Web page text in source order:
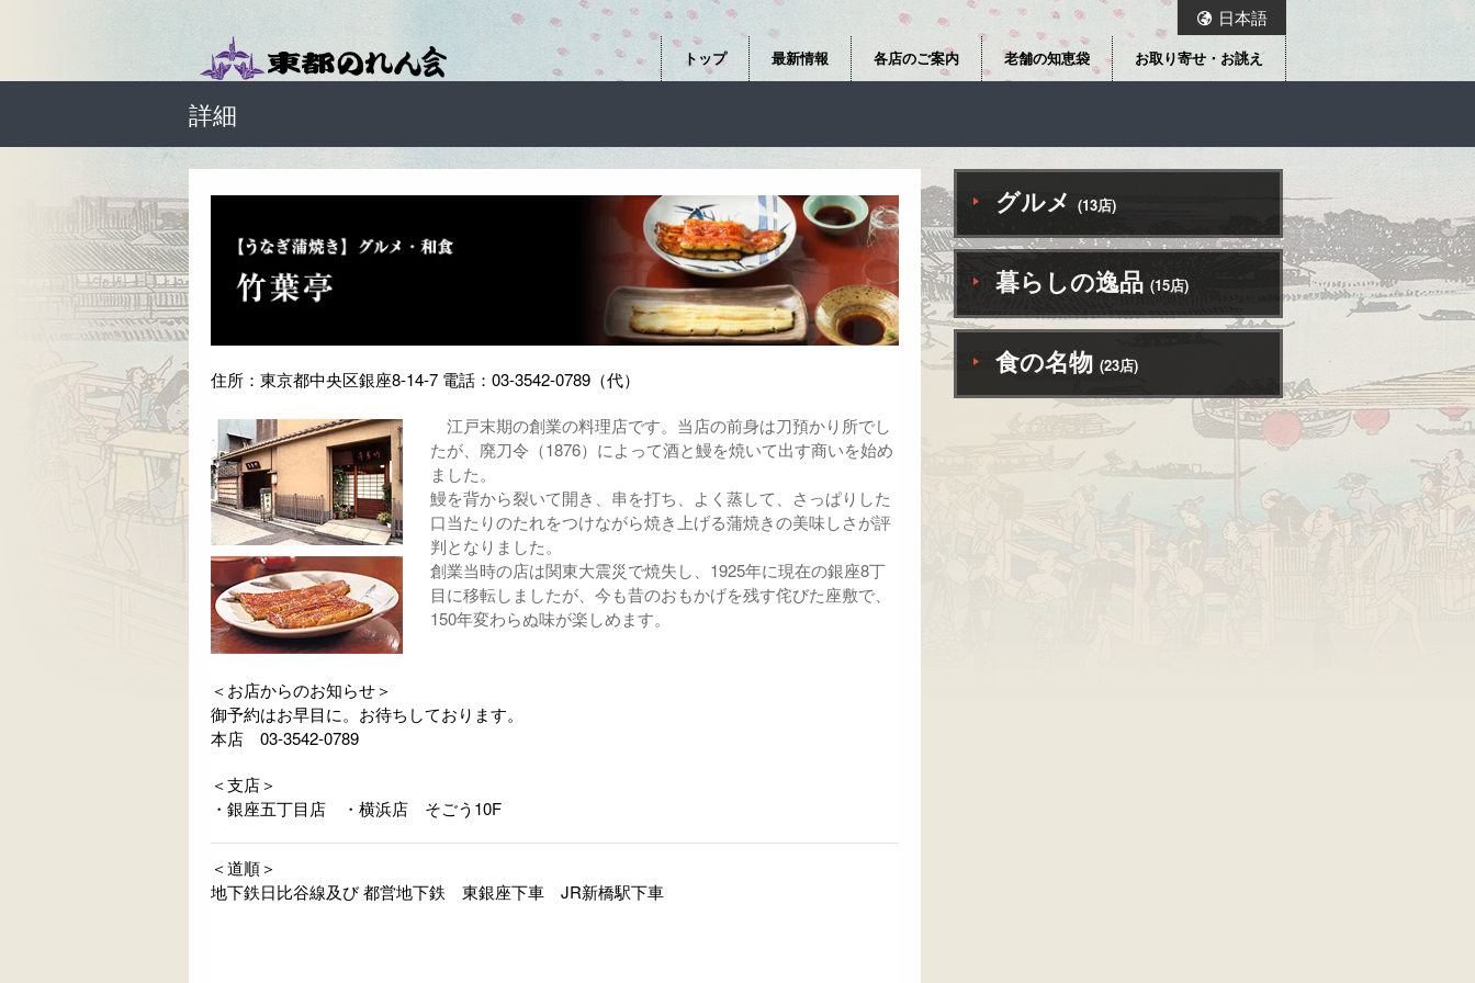
日本語
トップ 最新情報 各店のご案内 老舗の知恵袋 お取り寄せ・お誂え
詳細
住所：東京都中央区銀座8-14-7 電話：03-3542-0789（代）
江戸末期の創業の料理店です。当店の前身は刀預かり所でし
たが、廃刀令（1876）によって酒と鰻を焼いて出す商いを始め
ました。
鰻を背から裂いて開き、串を打ち、よく蒸して、さっぱりした
口当たりのたれをつけながら焼き上げる蒲焼きの美味しさが評
判となりました。
創業当時の店は関東大震災で焼失し、1925年に現在の銀座8丁
目に移転しましたが、今も昔のおもかげを残す侘びた座敷で、
150年変わらぬ味が楽しめます。
＜お店からのお知らせ＞
御予約はお早目に。お待ちしております。
本店 03-3542-0789
＜支店＞
・銀座五丁目店 ・横浜店 そごう10F
＜道順＞
地下鉄日比谷線及び 都営地下鉄 東銀座下車 JR新橋駅下車
グルメ (13店)
暮らしの逸品 (15店)
食の名物 (23店)